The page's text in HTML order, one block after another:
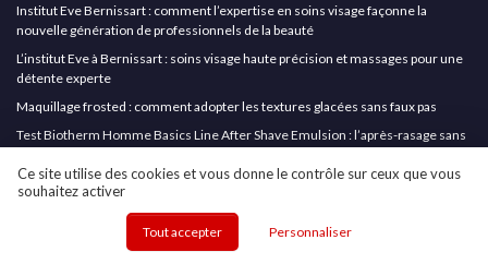
Institut Eve Bernissart : comment l’expertise en soins visage façonne la
nouvelle génération de professionnels de la beauté
L’institut Eve à Bernissart : soins visage haute précision et massages pour une
détente experte
Maquillage frosted : comment adopter les textures glacées sans faux pas
Test Biotherm Homme Basics Line After Shave Emulsion : l’après-rasage sans
Test Skull Shaver Pitbull Gold Pro : le rasoir pour crâne pratique mais pas sans
Cosmetics Insiders
Ce site utilise des cookies et vous donne le contrôle sur ceux que vous
souhaitez activer
Tout accepter Personnaliser